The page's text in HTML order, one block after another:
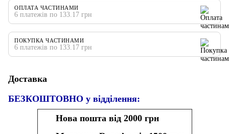
ОПЛАТА ЧАСТИНАМИ
6 платежів по 133.17 грн
ПОКУПКА ЧАСТИНАМИ
6 платежів по 133.17 грн
Доставка
БЕЗКОШТОВНО у відділення:
Нова пошта від 2000 грн